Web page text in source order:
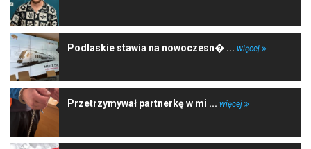
Podlaskie stawia na nowoczesn� ... więcej
Przetrzymywał partnerkę w mi ... więcej